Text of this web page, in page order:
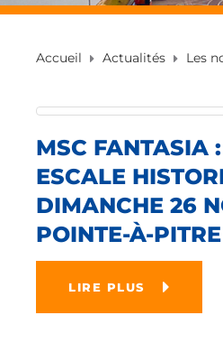
Accueil Actualités Les
MSC FANTASIA
ESCALE
DIMANCHE 26
POINTE-À-PITRE
LIRE PLUS